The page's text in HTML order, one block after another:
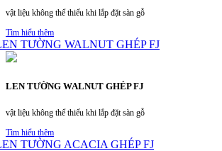
vật liệu không thể thiếu khi lắp đặt sàn gỗ
Tìm hiểu thêm
TƯỜNG WALNUT GHÉP FJ
LEN TƯỜNG WALNUT GHÉP FJ
vật liệu không thể thiếu khi lắp đặt sàn gỗ
Tìm hiểu thêm
TƯỜNG ACACIA GHÉP FJ